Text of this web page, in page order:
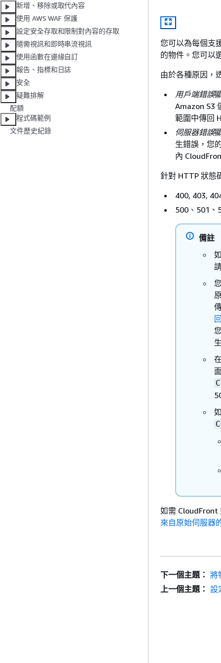
新增、移除或取代內容
使用 AWS WAF 保護
設定安全存取和限制對內容的存取
隨需視訊和即時串流視訊
使用函數在邊緣自訂
報告、指標和日誌
安全
疑難排解
配額
程式碼範例
文件歷史紀錄
您可以為每個支
的物件。您可以
由於各種原因，
用戶端錯誤
Amazon S3
範圍中傳回
伺服器錯誤
生錯誤，您
內
針對 HTTP 狀態
400, 403,
500、501、
備註
如需 CloudFront
來自原始伺服器
下一個主題： 將
上一個主題： 設